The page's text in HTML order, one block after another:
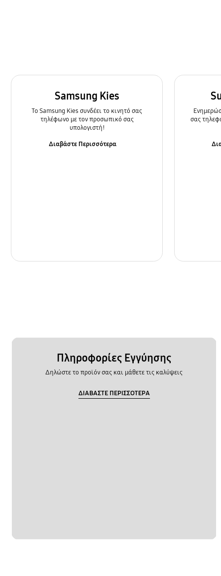
Τρόπος χρήσης
Samsung Kies
To Samsung Kies συνδέει το κινητό σας
τηλέφωνο με τον προσωπικό σας
υπολογιστή!
Διαβάστε Περισσότερα
σας
Πληροφορίες Εγγύησης
Δηλώστε το προϊόν σας και μάθετε τις καλύψεις
ΔΙΑΒΑΣΤΕ ΠΕΡΙΣΣΟΤΕΡΑ